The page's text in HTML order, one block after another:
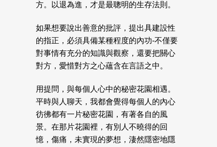
方。以退為進，才是最聰明的生存法則。
如果想要說出善意的批評，提出具建設性
的指正，必須具備某種程度的內功-不僅要
對事情有充分的知識與觀察，還要把關心
對方，愛惜對方之心蘊含在言語之中。
用提問，與每個人心中的秘密花園相遇。
平時與人聊天，我都會覺得每個人的內心
彷彿都有一片秘密花園，有著各自的風
景。在那片花園裡，有別人不曉得的回
憶，傷痛，未實現的夢想，淒然隱密地隱